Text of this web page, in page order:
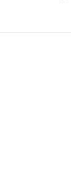
каталог